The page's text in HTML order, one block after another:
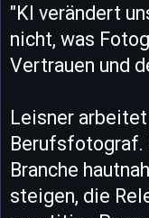
"KI verändert
nicht, was
Vertrauen und
Leisner
Berufsfotograf.
Branche
steigen, die